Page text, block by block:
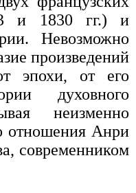
и 1830 гг.) и
Невозможно
произведений
эпохи, от его
духовного
неизменно
отношения Анри
современником